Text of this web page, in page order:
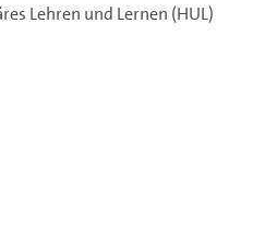
Lehren und Lernen (HUL)